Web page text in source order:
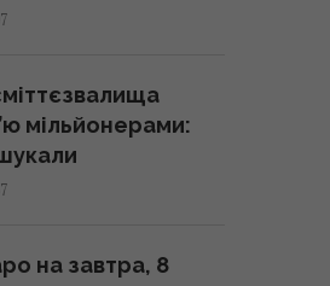
- ЗМІ
2026
лайфхак
мільйонерами:
на завтра, 8